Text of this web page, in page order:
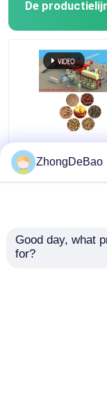
De
Commerciële
de
5TPH-Rijst Straw
ZhongDeBao
Good day, what
for?